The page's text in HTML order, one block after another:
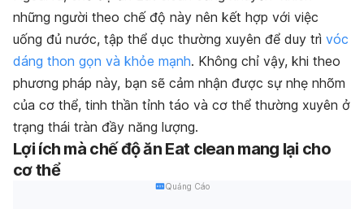
những người theo chế độ này nên kết hợp với việc
uống đủ nước, tập thể dục thường xuyên để duy trì vóc
dáng thon gọn và khỏe mạnh. Không chỉ vậy, khi theo
phương pháp này, bạn sẽ cảm nhận được sự nhẹ nhõm
của cơ thể, tinh thần tỉnh táo và cơ thể thường xuyên ở
trạng thái tràn đầy năng lượng.
Lợi ích mà chế độ ăn Eat clean mang lại cho
cơ thể
Quảng Cáo